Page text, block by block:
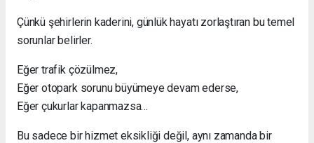
Çünkü şehirlerin kaderini, günlük hayatı zorlaştıran bu temel
sorunlar belirler.
Eğer trafik çözülmez,
Eğer otopark sorunu büyümeye devam ederse,
Eğer çukurlar kapanmazsa…
Bu sadece bir hizmet eksikliği değil, aynı zamanda bir